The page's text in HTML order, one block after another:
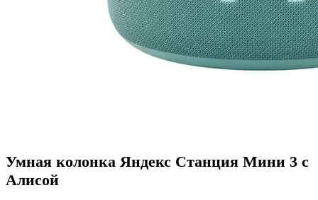
Умная колонка Яндекс Станция Мини 3 с
Алисой